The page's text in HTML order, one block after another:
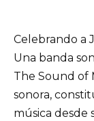
Celebrando a
Una banda
The Sound of
sonora,
música desde